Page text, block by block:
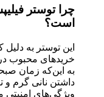
است؟
این توستر به دلیل
خریدهای محبوب در
به این‌که زمان
داشتن نانی گرم و
ویژگی‌های